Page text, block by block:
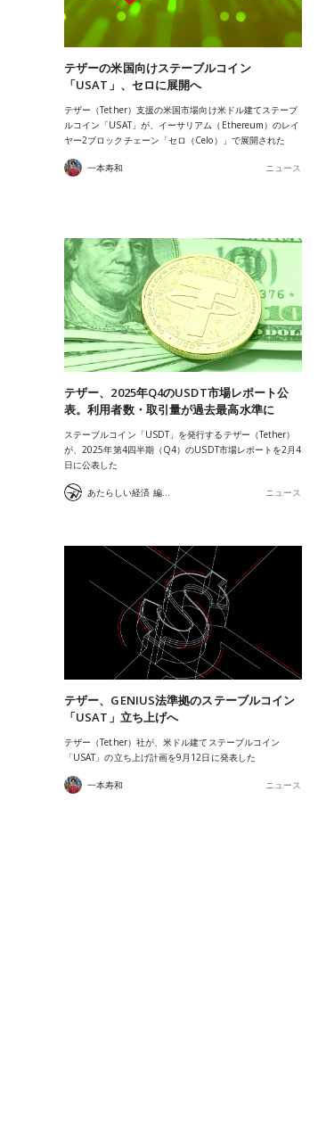
テザーの米国向けステーブルコイン
「USAT」、セロに展開へ
テザー（Tether）支援の米国市場向け米ドル建てステーブ
ルコイン「USAT」が、イーサリアム（Ethereum）のレイ
ヤー2ブロックチェーン「セロ（Celo）」で展開された
一本寿和 ニュース
テザー、2025年Q4のUSDT市場レポート公
表。利用者数・取引量が過去最高水準に
ステーブルコイン「USDT」を発行するテザー（Tether）
が、2025年第4四半期（Q4）のUSDT市場レポートを2月4
日に公表した
あたらしい経済 編集部 ニュース
テザー、GENIUS法準拠のステーブルコイン
「USAT」立ち上げへ
テザー（Tether）社が、米ドル建てステーブルコイン
「USAT」の立ち上げ計画を9月12日に発表した
一本寿和 ニュース